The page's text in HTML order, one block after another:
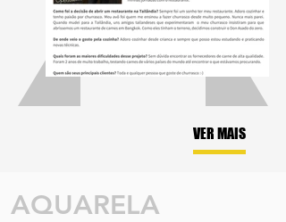
VER MAIS
AQUARELA